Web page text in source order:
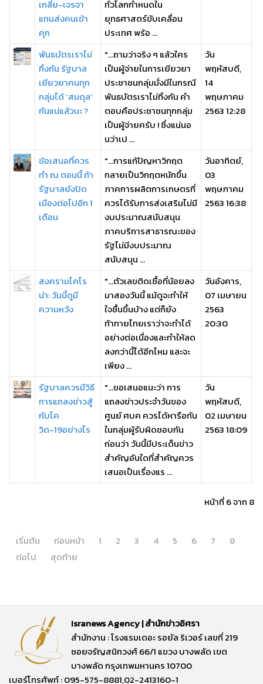
เกลี่ย-เจรจา
แทนส่งคนเข้า
คุก
ทั่วโลกกำหนดใน
ยุทธศาสตร์ขับเคลื่อน
ประเทศ พร้อ ...
พันธบัตรเราไม่
ทิ้งกัน รัฐบาล
เยียวยาคนทุก
กลุ่มได้ ‘สมดุล’
กันแน่แล้วนะ ?
"...ถามว่าจริง ๆ แล้วใคร
เป็นผู้จ่ายในการเยียวยา
ประชาชนกลุ่มมั่งมีในกรณี
พันธบัตรเราไม่ทิ้งกัน คำ
ตอบคือประชาชนทุกกลุ่ม
เป็นผู้จ่ายครับ ! ซึ่งแน่นอ
นว่าเป ...
วัน
พฤหัสบดี,
14
พฤษภาคม
2563 12:28
ข้อเสนอที่ควร
ทำ ณ ตอนนี้ ถ้า
รัฐบาลยังปิด
เมืองต่อไปอีก 1
เดือน
"...การแก้ปัญหาวิกฤต
กลายเป็นวิกฤตหนักขึ้น
ภาคการผลิตการเกษตรที่
ควรได้รับการส่งเสริมไม่มี
งบประมาณสนับสนุน
ภาคบริการสาธารณะของ
รัฐไม่มีงบประมาณ
สนับสนุน ...
วันอาทิตย์,
03
พฤษภาคม
2563 16:38
สงครามโคโร
น่า: วันนี้ดูมี
ความหวัง
"...ตัวเลขติดเชื้อที่น้อยลง
มาสองวันนี้ แม้ดูจะทำให้
ใจชื้นขึ้นบ้าง แต่ก็ยัง
ท้าทายไทยเราว่าจะทำได้
อย่างต่อเนื่องและทำให้ลด
ลงกว่านี้ได้อีกไหม และจะ
เพียง ...
วันอังคาร,
07 เมษายน
2563
20:30
รัฐบาลควรมีวิธี
การแถลงข่าวสู้
กับโค
วิด-19อย่างไร
"...ขอเสนอแนะว่า การ
แถลงข่าวประจำวันของ
ศูนย์ ศบค ควรได้หารือกัน
ในกลุ่มผู้รับผิดชอบกัน
ก่อนว่า วันนี้มีประเด็นข่าว
สำคัญอันใดที่สำคัญควร
เสนอเป็นเรื่องแร ...
วัน
พฤหัสบดี,
02 เมษายน
2563 18:09
หน้าที่ 6 จาก 8
เริ่มต้น ก่อนหน้า 1 2 3 4 5 6 7
8
ต่อไป
สุดท้าย
Isranews Agency | สำนักข่าวอิศรา
สำนักงาน : โรงแรมเดอะ รอยัล ริเวอร์ เลขที่ 219
ซอยจรัญสนิทวงศ์ 66/1 แขวง บางพลัด เขต
บางพลัด กรุงเทพมหานคร 10700
เบอร์โทรศัพท์ : 095-575-8881,02-2413160-1